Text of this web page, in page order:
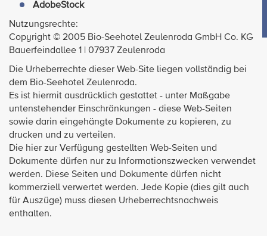
AdobeStock
Nutzungsrechte:
Copyright © 2005 Bio-Seehotel Zeulenroda GmbH Co. KG
Bauerfeindallee 1 | 07937 Zeulenroda
Die Urheberrechte dieser Web-Site liegen vollständig bei
dem Bio-Seehotel Zeulenroda.
Es ist hiermit ausdrücklich gestattet - unter Maßgabe
untenstehender Einschränkungen - diese Web-Seiten
sowie darin eingehängte Dokumente zu kopieren, zu
drucken und zu verteilen.
Die hier zur Verfügung gestellten Web-Seiten und
Dokumente dürfen nur zu Informationszwecken verwendet
werden. Diese Seiten und Dokumente dürfen nicht
kommerziell verwertet werden. Jede Kopie (dies gilt auch
für Auszüge) muss diesen Urheberrechtsnachweis
enthalten.